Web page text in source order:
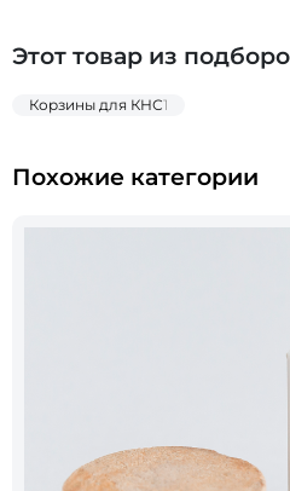
Этот товар из
Корзины для КНС1
Похожие категории